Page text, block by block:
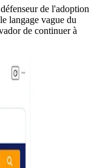
de l'adoption
langage vague du
de continuer à